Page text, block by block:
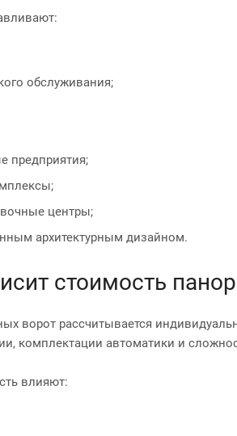
обслуживания;
предприятия;
центры;
архитектурным дизайном.
стоимость
ворот рассчитывается
комплектации автоматики и
влияют: